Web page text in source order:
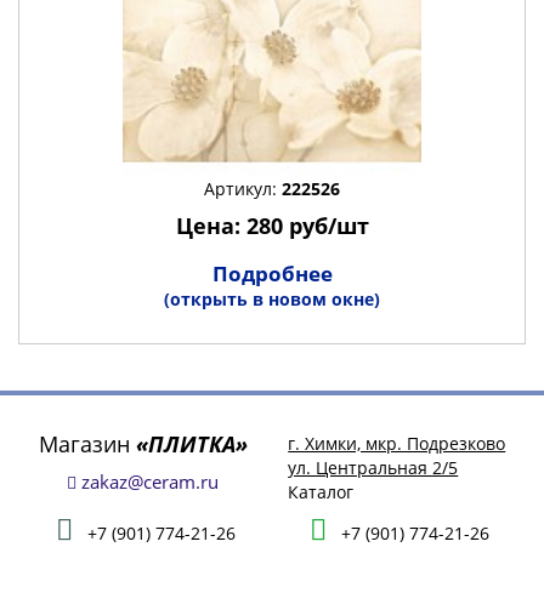
Артикул: 222526
Цена: 280 руб/шт
Подробнее
(открыть в новом окне)
Магазин «ПЛИТКА»
zakaz@ceram.ru
г. Химки, мкр. Подрезково
ул. Центральная 2/5
Каталог
+7 (901) 774-21-26
+7 (901) 774-21-26